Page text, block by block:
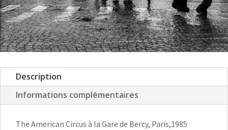
Description
Informations complémentaires
The American Circus à la Gare de Bercy, Paris,1985